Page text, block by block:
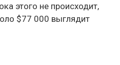
этого не происходит,
$77 000 выглядит